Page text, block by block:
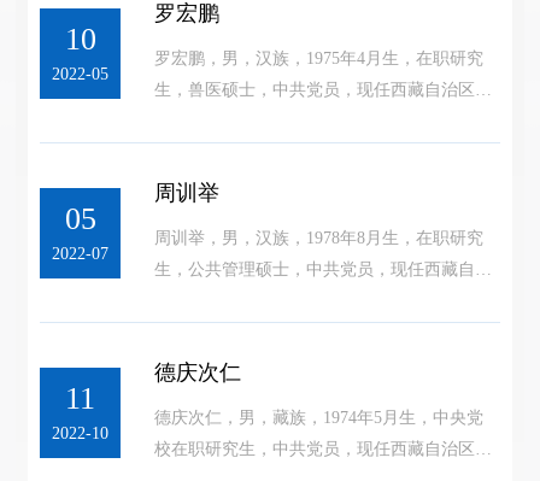
10
2022-05
罗宏鹏
罗宏鹏，男，汉族，1975年4月生，在职研究
生，兽医硕士，中共党员，现任西藏自治区阿
05
2022-07
周训举
周训举，男，汉族，1978年8月生，在职研究
生，公共管理硕士，中共党员，现任西藏自治
11
2022-10
德庆次仁
德庆次仁，男，藏族，1974年5月生，中央党
校在职研究生，中共党员，现任西藏自治区阿